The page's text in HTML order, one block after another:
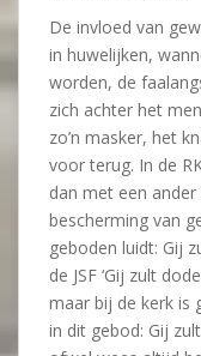
De invloed van
in huwelijken,
worden, de
zich achter het
zo’n masker, het
voor terug. In de
dan met een
bescherming van
geboden luidt: Gij
de JSF ‘Gij zult
maar bij de kerk is
in dit gebod: Gij